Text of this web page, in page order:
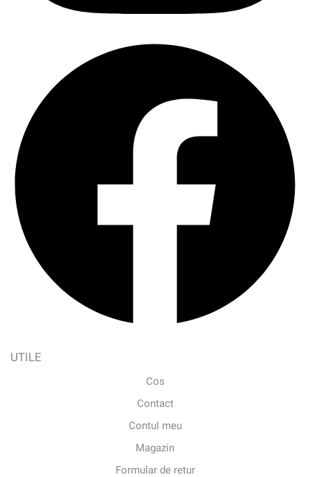
UTILE
Cos
Contact
Contul meu
Magazin
Formular de retur